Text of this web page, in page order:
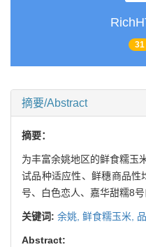
31
摘要/Abstract
摘要：
为丰富余姚地区的鲜食糯玉
试品种适应性、鲜穗商品
号、白色恋人、嘉华甜糯8
关键词: 余姚, 鲜食糯玉米,
Abstract: